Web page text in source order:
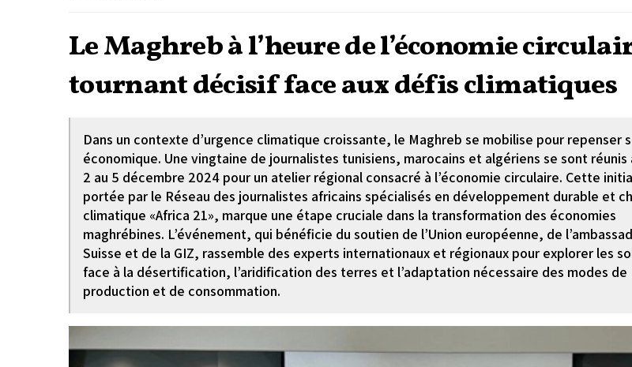
Le Maghreb à l’heure de l’économie
tournant décisif face aux défis climatiques
Dans un contexte d’urgence climatique croissante, le Maghreb se mobilise pour repenser
économique. Une vingtaine de journalistes tunisiens, marocains et algériens se sont réunis
2 au 5 décembre 2024 pour un atelier régional consacré à l’économie circulaire. Cette
portée par le Réseau des journalistes africains spécialisés en développement durable et
climatique «Africa 21», marque une étape cruciale dans la transformation des économies
maghrébines. L’événement, qui bénéficie du soutien de l’Union européenne, de
Suisse et de la GIZ, rassemble des experts internationaux et régionaux pour explorer les
face à la désertification, l’aridification des terres et l’adaptation nécessaire des modes de
production et de consommation.